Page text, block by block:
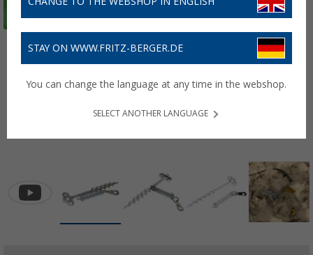
STAY ON WWW.FRITZ-BERGER.DE
You can change the language at any time in the webshop.
SELECT ANOTHER LANGUAGE